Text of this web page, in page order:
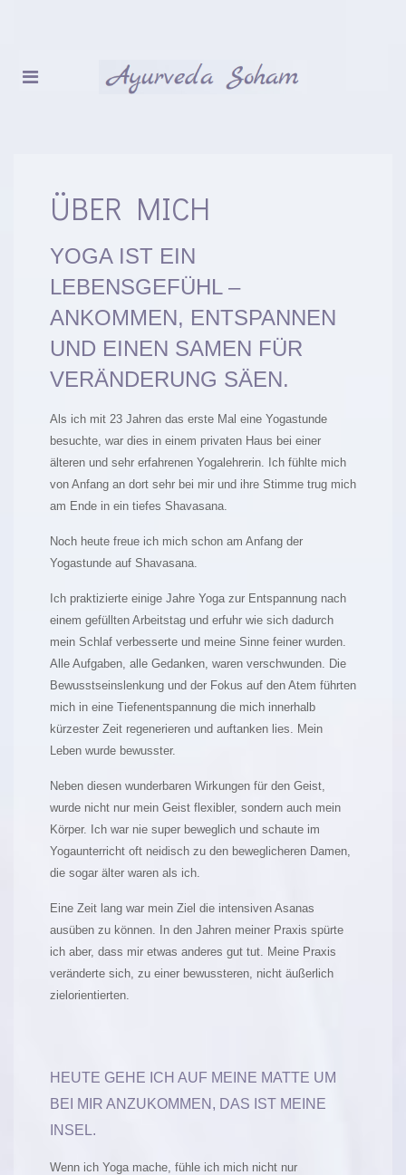
ÜBER MICH
YOGA IST EIN
LEBENSGEFÜHL –
ANKOMMEN, ENTSPANNEN
UND EINEN SAMEN FÜR
VERÄNDERUNG SÄEN.
Als ich mit 23 Jahren das erste Mal eine Yogastunde
besuchte, war dies in einem privaten Haus bei einer
älteren und sehr erfahrenen Yogalehrerin. Ich fühlte mich
von Anfang an dort sehr bei mir und ihre Stimme trug mich
am Ende in ein tiefes Shavasana.
Noch heute freue ich mich schon am Anfang der
Yogastunde auf Shavasana.
Ich praktizierte einige Jahre Yoga zur Entspannung nach
einem gefüllten Arbeitstag und erfuhr wie sich dadurch
mein Schlaf verbesserte und meine Sinne feiner wurden.
Alle Aufgaben, alle Gedanken, waren verschwunden. Die
Bewusstseinslenkung und der Fokus auf den Atem führten
mich in eine Tiefenentspannung die mich innerhalb
kürzester Zeit regenerieren und auftanken lies. Mein
Leben wurde bewusster.
Neben diesen wunderbaren Wirkungen für den Geist,
wurde nicht nur mein Geist flexibler, sondern auch mein
Körper. Ich war nie super beweglich und schaute im
Yogaunterricht oft neidisch zu den beweglicheren Damen,
die sogar älter waren als ich.
Eine Zeit lang war mein Ziel die intensiven Asanas
ausüben zu können. In den Jahren meiner Praxis spürte
ich aber, dass mir etwas anderes gut tut. Meine Praxis
veränderte sich, zu einer bewussteren, nicht äußerlich
zielorientierten.
HEUTE GEHE ICH AUF MEINE MATTE UM
BEI MIR ANZUKOMMEN, DAS IST MEINE
INSEL.
Wenn ich Yoga mache, fühle ich mich nicht nur